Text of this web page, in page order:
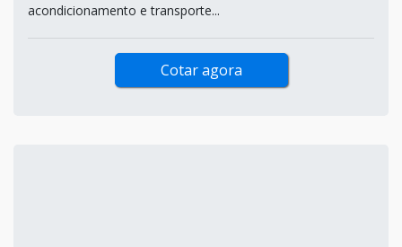
acondicionamento e transporte...
Cotar agora